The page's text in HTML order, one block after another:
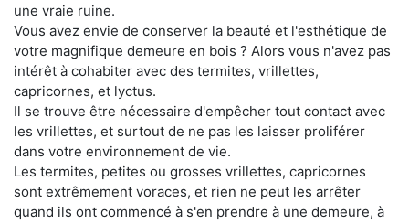
une vraie ruine.
Vous avez envie de conserver la beauté et l'esthétique de
votre magnifique demeure en bois ? Alors vous n'avez pas
intérêt à cohabiter avec des termites, vrillettes,
capricornes, et lyctus.
Il se trouve être nécessaire d'empêcher tout contact avec
les vrillettes, et surtout de ne pas les laisser proliférer
dans votre environnement de vie.
Les termites, petites ou grosses vrillettes, capricornes
sont extrêmement voraces, et rien ne peut les arrêter
quand ils ont commencé à s'en prendre à une demeure, à